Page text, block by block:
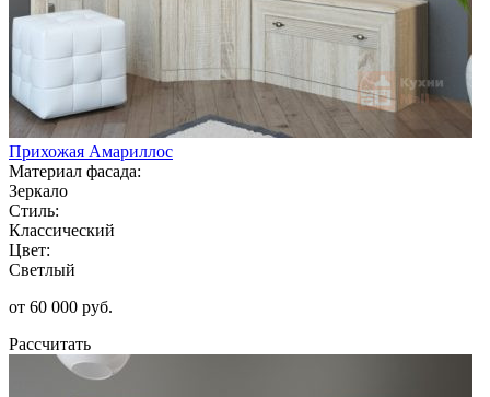
Прихожая Амариллос
Материал фасада:
Зеркало
Стиль:
Классический
Цвет:
Светлый
от 60 000 руб.
Рассчитать